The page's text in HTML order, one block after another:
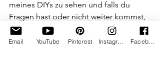
meines DIYs zu sehen und falls du
Fragen hast oder nicht weiter kommst,
melde dich gerne bei mir.
Email YouTube Pinterest